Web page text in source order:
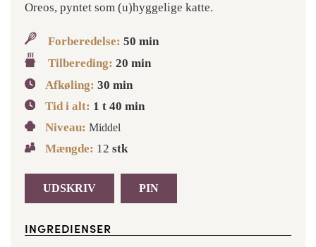
Oreos, pyntet som (u)hyggelige katte.
Forberedelse:50 min
Tilbereding:20 min
Afkøling: 30 min
Tid i alt: 1 t 40 min
Niveau: Middel
Mængde: 12 stk
UDSKRIV PIN
INGREDIENSER